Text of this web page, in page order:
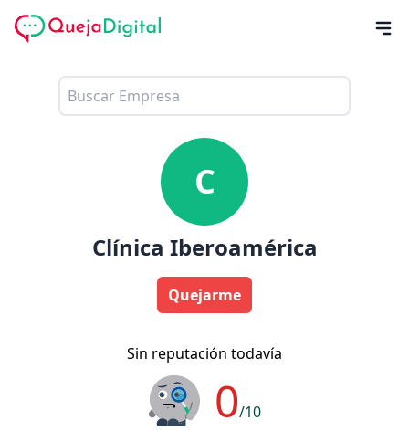
C
Clínica Iberoamérica
Quejarme
Sin reputación todavía
0/10